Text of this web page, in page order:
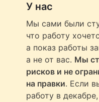
У нас
Мы сами были
что работу
а показ работы
а не от вас. Мы
рисков и не
на правки. Если
работу в